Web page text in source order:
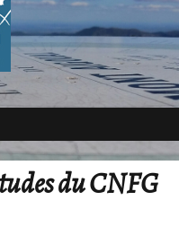
du CNFG